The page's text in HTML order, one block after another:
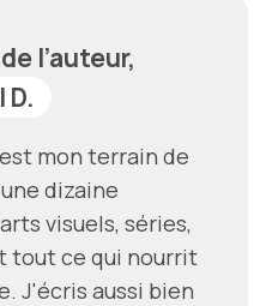
l’auteur,
D.
mon terrain de
dizaine
visuels, séries,
tout ce qui nourrit
J'écris aussi bien